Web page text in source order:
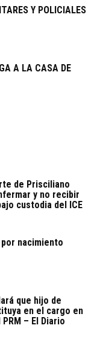
Y POLICIALES
A LA CASA DE
de Prisciliano
y no recibir
custodia del ICE
por nacimiento
que hijo de
en el cargo en
– El Diario